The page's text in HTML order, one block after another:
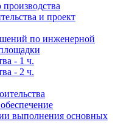
и проект
по инженерной
- 1 ч.
- 2 ч.
выполнения основных